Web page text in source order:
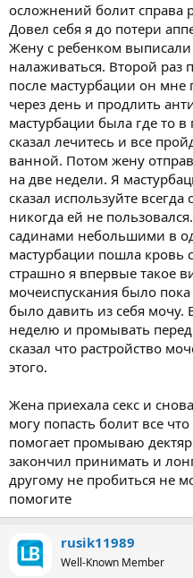
осложнений болит справа
Довел себя я до потери
Жену с ребенком выписали
налаживаться. Второй раз
после мастурбации он мне
через день и продлить
мастурбации была где то
сказал лечитесь и все
ванной. Потом жену
на две недели. Я
сказал используйте
никогда ей не
садинами небольшими в
мастурбации пошла кровь
страшно я впервые такое
мочеиспускания было
было давить из себя мочу.
неделю и промывать
сказал что растройство
этого.
Жена приехала секс и
могу попасть болит все
помогает промываю
закончил принимать и
другому не пробиться не
помогите
rusik11989
Well-Known Member